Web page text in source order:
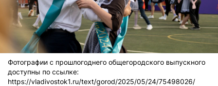
Фотографии с прошлогоднего общегородского выпускного
доступны по ссылке:
https://vladivostok1.ru/text/gorod/2025/05/24/75498026/